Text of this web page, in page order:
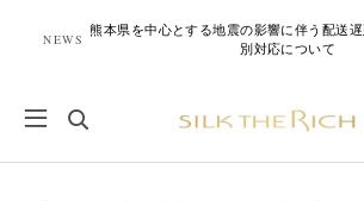
NEWS
熊本県を中心とする地震の影響に伴う配送
別対応について